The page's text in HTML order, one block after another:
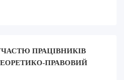
ПРАЦІВНИКІВ
ПРАВОВИЙ